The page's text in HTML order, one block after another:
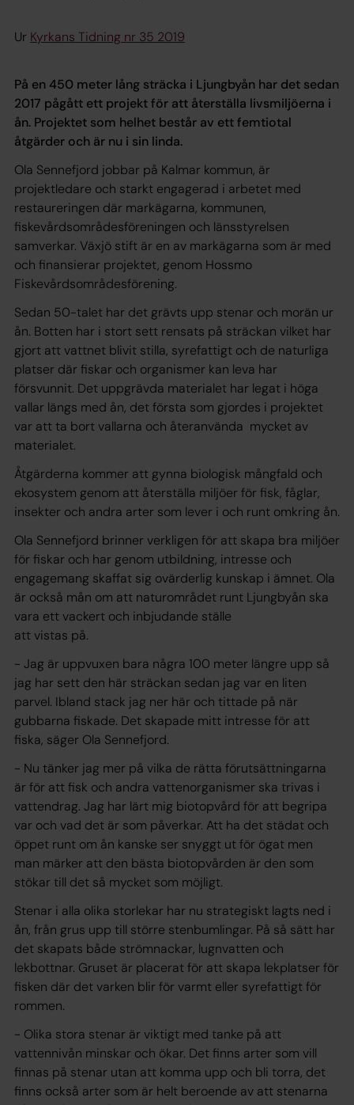
Ur Kyrkans Tidning nr 35 2019
På en 450 meter lång sträcka i Ljungbyån har det sedan
2017 pågått ett projekt för att återställa livsmiljöerna i
ån. Projektet som helhet består av ettfemtiotal
åtgärder och är nu i sin linda.
Ola Sennefjord jobbar på Kalmar kommun, är
projektledare och starkt engagerad i arbetet med
restaureringen där markägarna, kommunen,
fiskevårdsområdesföreningen och länsstyrelsen
samverkar. Växjö stift är en av markägarna som är med
och finansierar projektet, genom Hossmo
Fiskevårdsområdesförening.
Sedan 50-talet har det grävts upp stenar och morän ur
ån. Botten har i stort sett rensats på sträckan vilket har
gjort att vattnet blivit stilla, syrefattigt och de naturliga
platser där fiskar och organismer kan leva har
försvunnit. Det uppgrävda materialet har legat i höga
vallar längs med ån, det första som gjordes i projektet
var att ta bort vallarna och återanvända mycket av
materialet.
Åtgärderna kommer att gynna biologisk mångfald och
ekosystem genom att återställa miljöer för fisk, fåglar,
insekter och andra arter som lever i och runt omkring ån.
Ola Sennefjord brinner verkligen för att skapa bra miljöer
för fiskar och har genom utbildning, intresse och
engagemang skaffat sig ovärderlig kunskap i ämnet. Ola
är också mån om att naturområdet runt Ljungbyån ska
vara ett vackert och inbjudande ställe
att vistas på.
- Jag är uppvuxen bara några 100 meter längre upp så
jag har sett den här sträckan sedan jag var en liten
parvel. Ibland stack jag ner här och tittade på när
gubbarna fiskade. Det skapade mitt intresse för att
fiska, säger Ola Sennefjord.
- Nu tänker jag mer på vilka de rätta förutsättningarna
är för att fisk och andra vattenorganismer ska trivas i
vattendrag. Jag har lärt mig biotopvård för att begripa
var och vad det är som påverkar. Att ha det städat och
öppet runt om ån kanske ser snyggt ut för ögat men
man märker att den bästa biotopvården är den som
stökar till det så mycket som möjligt.
Stenar i alla olika storlekar har nu strategiskt lagts ned i
ån, från grus upp till större stenbumlingar. På så sätt har
det skapats både strömnackar, lugnvatten och
lekbottnar. Gruset är placerat för att skapa lekplatser för
fisken där det varken blir för varmt eller syrefattigt för
rommen.
- Olika stora stenar är viktigt med tanke på att
vattennivån minskar och ökar. Det finns arter som vill
finnas på stenar utan att komma upp och bli torra, det
finns också arter som är helt beroende av att stenarna